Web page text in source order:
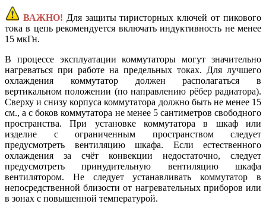
ВАЖНО! Для защиты тиристорных ключей от пикового
тока в цепь рекомендуется включать индуктивность не менее
15 мкГн.
В процессе эксплуатации коммутаторы могут значительно
нагреваться при работе на предельных токах. Для лучшего
охлаждения коммутатор должен располагаться в
вертикальном положении (по направлению рёбер радиатора).
Сверху и снизу корпуса коммутатора должно быть не менее 15
см., а с боков коммутатора не менее 5 сантиметров свободного
пространства. При установке коммутатора в шкаф или
изделие с ограниченным пространством следует
предусмотреть вентиляцию шкафа. Если естественного
охлаждения за счёт конвекции недостаточно, следует
предусмотреть принудительную вентиляцию шкафа
вентилятором. Не следует устанавливать коммутатор в
непосредственной близости от нагревательных приборов или
в зонах с повышенной температурой.